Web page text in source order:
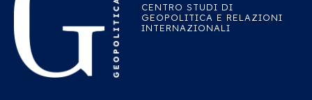
CENTRO STUDI DI
GEOPOLITICA E RELAZIONI
INTERNAZIONALI